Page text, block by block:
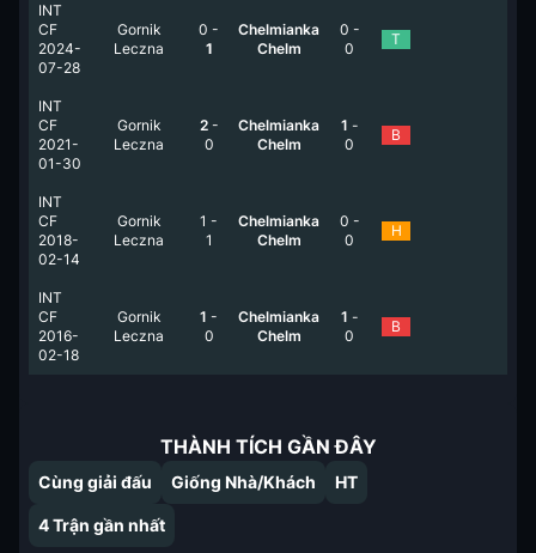
INT
CF
2024-
07-28
Gornik
Leczna
0 -
1
Chelmianka
Chelm
0 -
0
T
INT
CF
2021-
01-30
Gornik
Leczna
2-
0
Chelmianka
Chelm
1 -
0
B
INT
CF
2018-
02-14
Gornik
Leczna
1 -
1
Chelmianka
Chelm
0 -
0
H
INT
CF
2016-
02-18
Gornik
Leczna
1 -
0
Chelmianka
Chelm
1 -
0
B
THÀNH TÍCH GẦN ĐÂY
Cùng giải đấu Giống Nhà/Khách HT
4Trận gần nhất